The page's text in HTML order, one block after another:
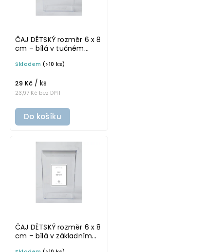
ČAJ DĚTSKÝ rozměr 6 x 8
cm – bílá v tučném
samolepka na
Skladem (>10 ks)
23,97 Kč bez DPH
29 Kč / ks
Do košíku
ČAJ DĚTSKÝ rozměr 6 x 8
cm – bílá v základním